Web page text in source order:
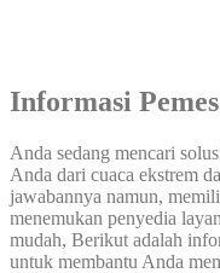
Informasi
Anda sedang mencari
Anda dari cuaca ekstrem
jawabannya namun,
menemukan penyedia
mudah, Berikut adalah
untuk membantu Anda